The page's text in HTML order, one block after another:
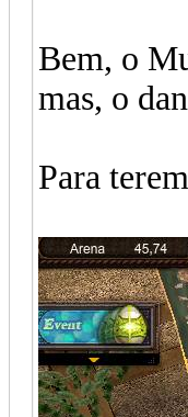
Bem, o
mas, o
Para